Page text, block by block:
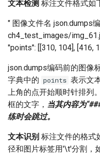
文本检测 标注文件格式如
" 图像文件名 json.dumps
ch4_test_images/
"points": [[310, 104], [416,
json.dumps编码前的图像
字典中的 points 表示文
上角的点开始顺时针排列。
框的文字， 当其内容为
练时会跳过。
文本识别 标注文件的格式
径和图片标签用'\t'分割，